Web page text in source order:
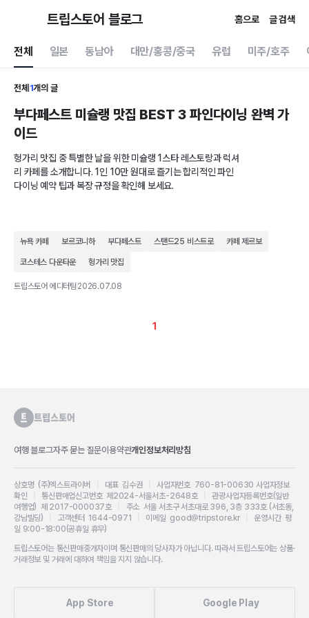
트립스토어 블로그 홈으로 글 검색
전체 일본 동남아 대만/홍콩/중국 유럽 미주/호주
전체 1개의 글
부다페스트 미슐랭 맛집 BEST 3 파인다이닝 완벽 가
이드
헝가리 맛집 중 특별한 날을 위한 미슐랭 1스타 레스토랑과 럭셔
리 카페를 소개합니다. 1인 10만 원대로 즐기는 합리적인 파인
다이닝 예약 팁과 복장 규정을 확인해 보세요.
뉴욕 카페 보르코니하 부다페스트 스탠드25 비스트로 카페 제르보
코스테스 다운타운 헝가리 맛집
트립스토어 에디터팀 2026.07.08
1
여행 블로그자주 묻는 질문이용약관개인정보처리방침
상호명 (주)엑스트라이버 대표 김수권 |사업자번호 760-81-00630 사업자정보
확인
통신판매업신고번호 제2024-서울서초-2648호|관광사업자등록번호(일반
여행업) 제 2017-000037호
주소 서울 서초구 서초대로 396, 3층 333호 (서초동,
강남빌딩)
고객센터 1644-0971 이메일 good@tripstore.kr| 운영시간 평
일 9:00-18:00(공휴일 휴무)
트립스토어는 통신판매중개자이며 통신판매의 당사자가 아닙니다. 따라서 트립스토어는 상품·
거래정보 및 거래에 대하여 책임을 지지 않습니다.
App Store Google Play